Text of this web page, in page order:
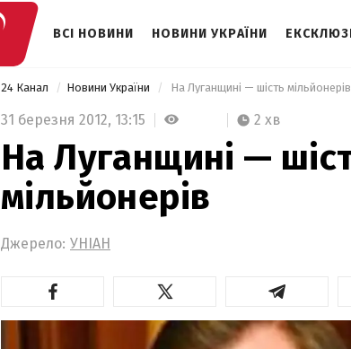
ВСІ НОВИНИ НОВИНИ УКРАЇНИ
24 Канал Новини України На Луганщині — шість мільйонерів
31 березня 2012, 13:15 2 хв
На Луганщині —
мільйонерів
Джерело: УНІАН